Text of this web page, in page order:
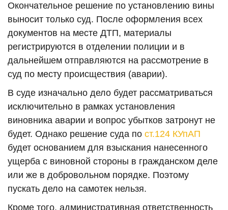
Окончательное решение по установлению вины
выносит только суд. После оформления всех
документов на месте ДТП, материалы
регистрируются в отделении полиции и в
дальнейшем отправляются на рассмотрение в
суд по месту происществия (аварии).
В суде изначально дело будет рассматриваться
исключительно в рамках установления
виновника аварии и вопрос убытков затронут не
будет. Однако решение суда по ст.124 КУпАП
будет основанием для взыскания нанесенного
ущерба с виновной стороны в гражданском деле
или же в добровольном порядке. Поэтому
пускать дело на самотек нельзя.
Кроме того, административная ответственность